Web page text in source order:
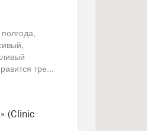
тре...
(Clinic